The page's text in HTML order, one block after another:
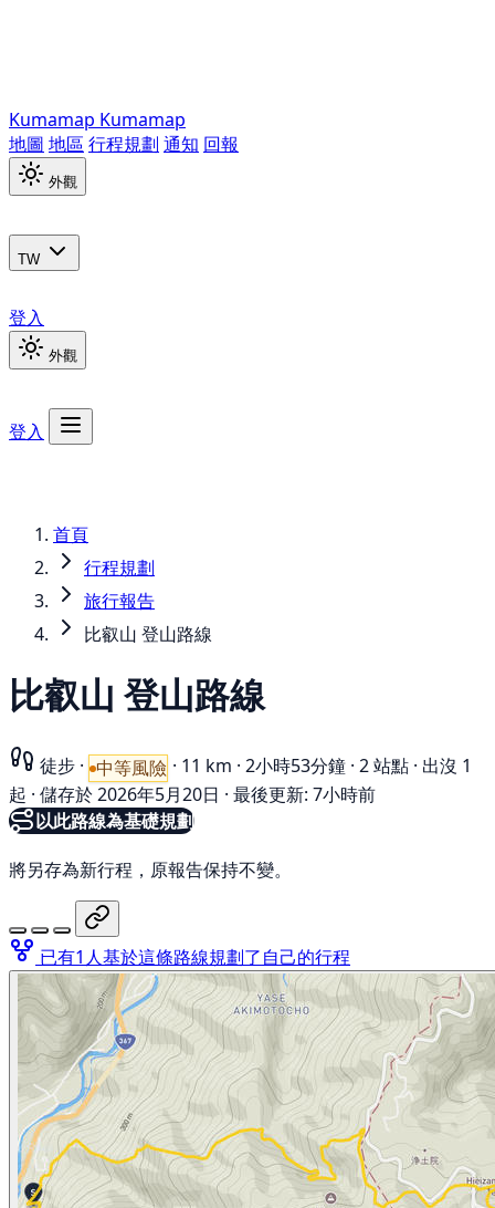
Kumamap Kumamap
地圖 地區 行程規劃 通知 回報
外觀
TW
登入
外觀
登入
首頁
行程規劃
旅行報告
比叡山 登山路線
比叡山 登山路線
徒步 · 中等風險 · 11 km · 2小時53分鐘 · 2 站點 · 出沒 1
起 · 儲存於 2026年5月20日 · 最後更新: 7小時前
以此路線為基礎規劃
將另存為新行程，原報告保持不變。
已有1人基於這條路線規劃了自己的行程